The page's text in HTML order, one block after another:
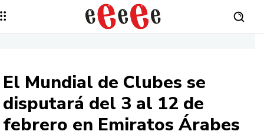
El Mundial de Clubes se
disputará del 3 al 12 de
febrero en Emiratos Árabes